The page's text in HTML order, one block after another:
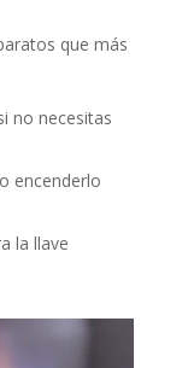
que más
no necesitas
encenderlo
la llave